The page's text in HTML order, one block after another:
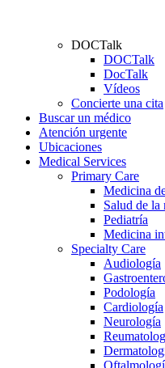
DOCTalk
DOCTalk
DocTalk
Vídeos
Concierte una cita
Buscar un médico
Atención urgente
Ubicaciones
Medical Services
Primary Care
Medicina
Salud de la
Pediatría
Medicina
Specialty Care
Audiología
Podología
Cardiología
Neurología